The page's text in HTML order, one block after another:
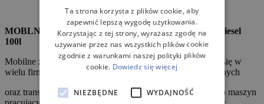
MOBLNY ZBIORNIK NA PALIWO FORTIS Żółw Diesel
100l
Mobilne zbiorniki na olej napędowy doskonale sprawdzą się w
wielu firmach, gospodarstwach rolnych i firmach budowlanych
oraz transporcie. Znacznie ułatwiają dostarczenie paliwa do maszyn
Ta strona korzysta z plików cookie, aby
zapewnić lepszą wygodę użytkowania.
Korzystając z tej strony, wyrażasz zgodę na
używanie przez nas wszystkich plików cookie
zgodnie z warunkami naszej polityki plików
cookie. Dowiedz się więcej
NIEZBĘDNE WYDAJNOŚĆ